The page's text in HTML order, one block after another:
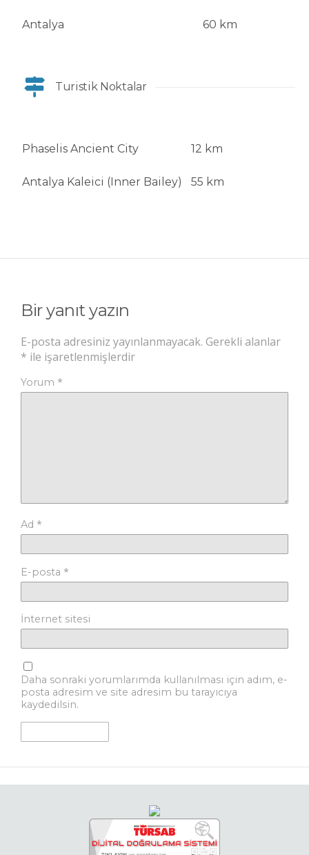
Antalya 60 km
Turistik Noktalar
Phaselis Ancient City 12 km
Antalya Kaleici (Inner Bailey) 55 km
Bir yanıt yazın
E-posta adresiniz yayınlanmayacak. Gerekli alanlar
* ile işaretlenmişlerdir
Yorum *
Ad *
E-posta *
İnternet sitesi
Daha sonraki yorumlarımda kullanılması için adım, e-
posta adresim ve site adresim bu tarayıcıya
kaydedilsin.